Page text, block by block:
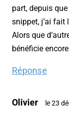
part, depuis
snippet, j’ai fait
Alors que
bénéficie
Réponse
Olivier le 23